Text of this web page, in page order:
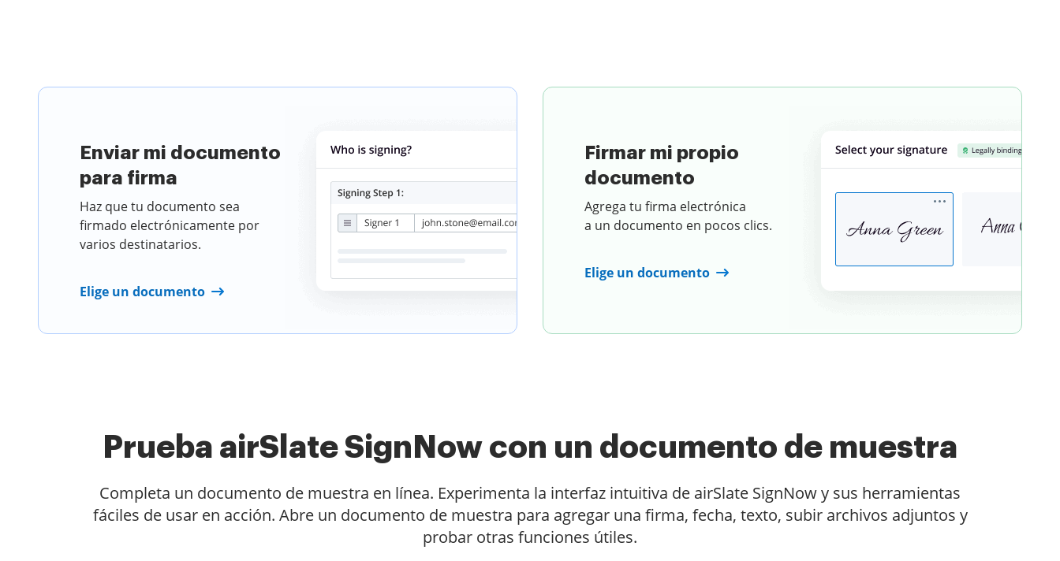
Enviar mi documento
para firma
Haz que tu documento sea
firmado electrónicamente por
varios destinatarios.
Elige un documento
Firmar mi propio
documento
Agrega tu firma electrónica
a un documento en pocos clics.
Elige un documento
Prueba airSlate SignNow con un documento de muestra
Completa un documento de muestra en línea. Experimenta la interfaz intuitiva de airSlate SignNow y sus herramientas
fáciles de usar en acción. Abre un documento de muestra para agregar una firma, fecha, texto, subir archivos adjuntos y
probar otras funciones útiles.